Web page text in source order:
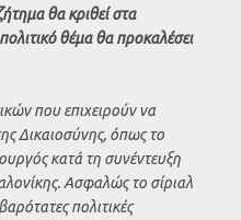
θα κριθεί στα
θέμα θα προκαλέσει
που επιχειρούν να
Δικαιοσύνης, όπως το
κατά τη συνέντευξη
Ασφαλώς το σίριαλ
πολιτικές